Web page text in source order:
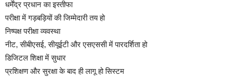
धर्मेंद्र प्रधान का इस्तीफा
परीक्षा में गड़बड़ियों की जिम्मेदारी तय हो
निष्पक्ष परीक्षा व्यवस्था
नीट, सीबीएसई, सीयूईटी और एसएससी में पारदर्शिता हो
डिजिटल शिक्षा में सुधार
प्रशिक्षण और सुरक्षा के बाद ही लागू हो सिस्टम